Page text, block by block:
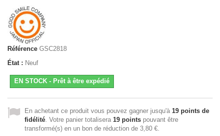
Référence GSC2818
État : Neuf
EN STOCK - Prêt à être expédié
En achetant ce produit vous pouvez gagner jusqu'à 19 points de
fidélité . Votre panier totalisera 19 points pouvant être
transformé(s) en un bon de réduction de 3,80 €